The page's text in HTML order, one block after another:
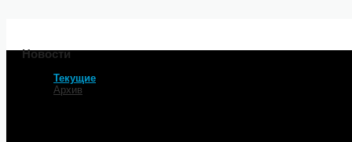
Новости
Текущие
Архив